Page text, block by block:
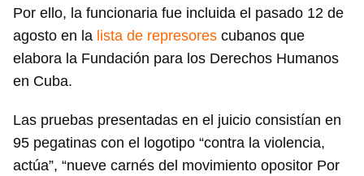
Por ello, la funcionaria fue incluida el pasado 12 de
agosto en la lista de represores cubanos que
elabora la Fundación para los Derechos Humanos
en Cuba.
Las pruebas presentadas en el juicio consistían en
95 pegatinas con el logotipo “contra la violencia,
actúa”, “nueve carnés del movimiento opositor Por